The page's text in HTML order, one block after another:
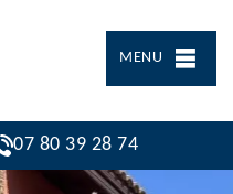
MENU
07 80 39 28 74